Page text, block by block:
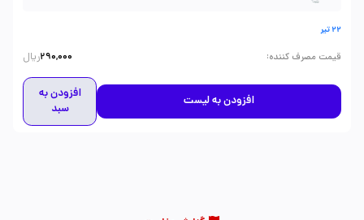
22 تیر
قیمت مصرف کننده:
290,000ریال
افزودن به لیست
افزودن به
سبد